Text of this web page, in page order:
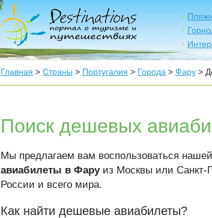
Главная > Страны > Португалия > Города > Фару >
Поиск дешевых
Мы предлагаем вам воспользоваться
авиабилеты в Фаруиз Москвы или Санкт-
России и всего мира.
Как найти дешевые авиабилеты?